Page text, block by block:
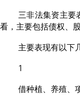
三非法集资主要
看，主要包括债权、
主要表现有以下
1
借种植、养殖、